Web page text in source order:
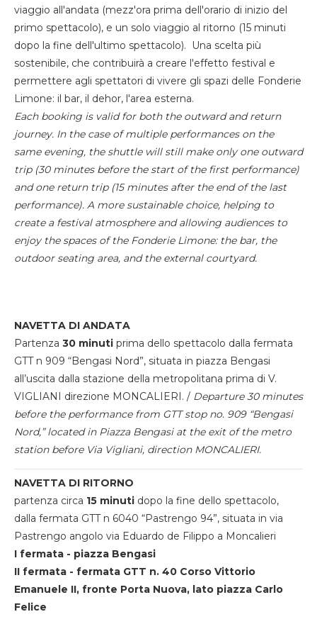
viaggio all'andata (mezz'ora prima dell'orario di inizio del
primo spettacolo), e un solo viaggio al ritorno (15 minuti
dopo la fine dell'ultimo spettacolo). Una scelta più
sostenibile, che contribuirà a creare l'effetto festival e
permettere agli spettatori di vivere gli spazi delle Fonderie
Limone: il bar, il dehor, l'area esterna.
Each booking is valid for both the outward and return
journey. In the case of multiple performances on the
same evening, the shuttle will still make only one outward
trip (30 minutes before the start of the first performance)
and one return trip (15 minutes after the end of the last
performance). A more sustainable choice, helping to
create a festival atmosphere and allowing audiences to
enjoy the spaces of the Fonderie Limone: the bar, the
outdoor seating area, and the external courtyard.
NAVETTA DI ANDATA
Partenza 30 minuti prima dello spettacolo dalla fermata
GTT n 909 “Bengasi Nord”, situata in piazza Bengasi
all’uscita dalla stazione della metropolitana prima di V.
VIGLIANI direzione MONCALIERI. / Departure 30 minutes
before the performance from GTT stop no. 909 “Bengasi
Nord,” located in Piazza Bengasi at the exit of the metro
station before Via Vigliani, direction MONCALIERI.
NAVETTA DI RITORNO
partenza circa 15 minuti dopo la fine dello spettacolo,
dalla fermata GTT n 6040 “Pastrengo 94”, situata in via
Pastrengo angolo via Eduardo de Filippo a Moncalieri
I fermata - piazza Bengasi
II fermata - fermata GTT n. 40 Corso Vittorio
Emanuele II, fronte Porta Nuova, lato piazza Carlo
Felice